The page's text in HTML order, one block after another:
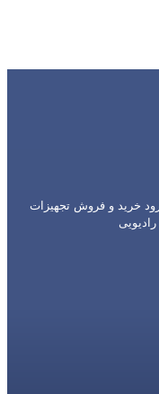
خرید و فروش تجهیزات